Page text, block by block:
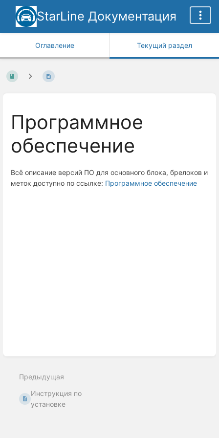
StarLine Документация
Оглавление Текущий раздел
Программное
обеспечение
Всё описание версий ПО для основного блока, брелоков и
меток доступно по ссылке: Программное обеспечение
Предыдущая
Инструкция по
установке